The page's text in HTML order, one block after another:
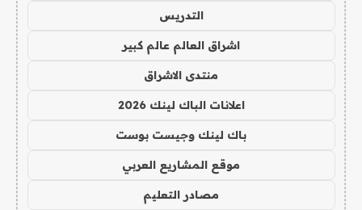
التدريس
اشراق العالم عالم كبير
منتدى الاشراق
اعلانات الباك لينك 2026
باك لينك وجيست بوست
موقع المشاريع العربي
مصادر التعليم